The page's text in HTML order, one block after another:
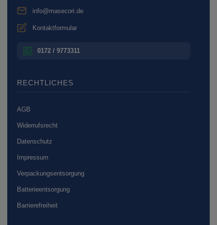
info@masecori.de
Kontaktformular
0172 / 9773311
RECHTLICHES
AGB
Widerrufsrecht
Datenschutz
Impressum
Verpackungsentsorgung
Batterieentsorgung
Barrierefreiheit